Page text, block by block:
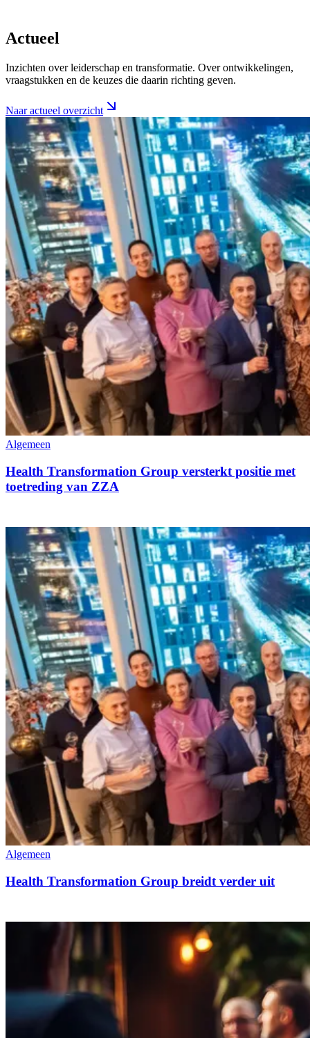
Actueel
Inzichten over leiderschap en transformatie. Over ontwikkelingen,
vraagstukken en de keuzes die daarin richting geven.
Naar actueel overzicht
Algemeen
Health Transformation Group versterkt positie met
toetreding van ZZA
Algemeen
Health Transformation Group breidt verder uit